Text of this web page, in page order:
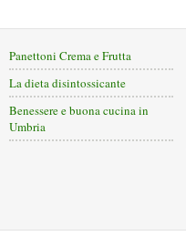
Panettoni Crema e Frutta
La dieta disintossicante
Benessere e buona cucina in
Umbria